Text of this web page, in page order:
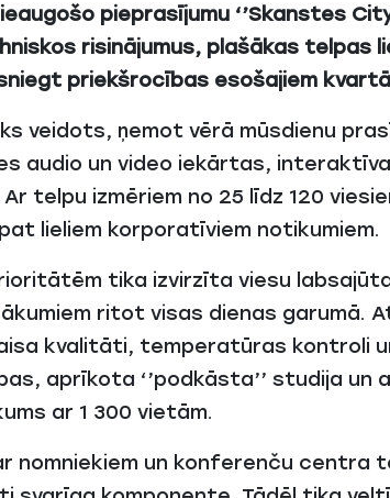
pieprasījumu ‘’Skanstes
risinājumus, plašākas telpas
priekšrocības esošajiem
veidots, ņemot vērā mūsdienu
audio un video iekārtas,
Ar telpu izmēriem no 25 līdz 120
lieliem korporatīviem notikumiem.
tika izvirzīta viesu
ritot visas dienas garumā.
kvalitāti, temperatūras kontroli
aprīkota ‘’podkāsta’’ studija
ar 1 300 vietām.
nomniekiem un konferenču